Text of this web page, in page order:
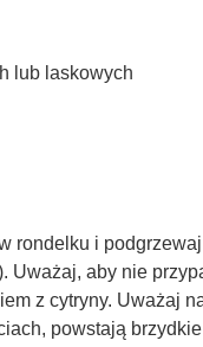
lub laskowych
rondelku i
Uważaj, aby nie
z cytryny. Uważaj
powstają